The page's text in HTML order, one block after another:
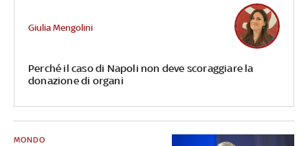
Perché il caso di Napoli non deve scoraggiare la
donazione di organi
Giulia Mengolini
MONDO